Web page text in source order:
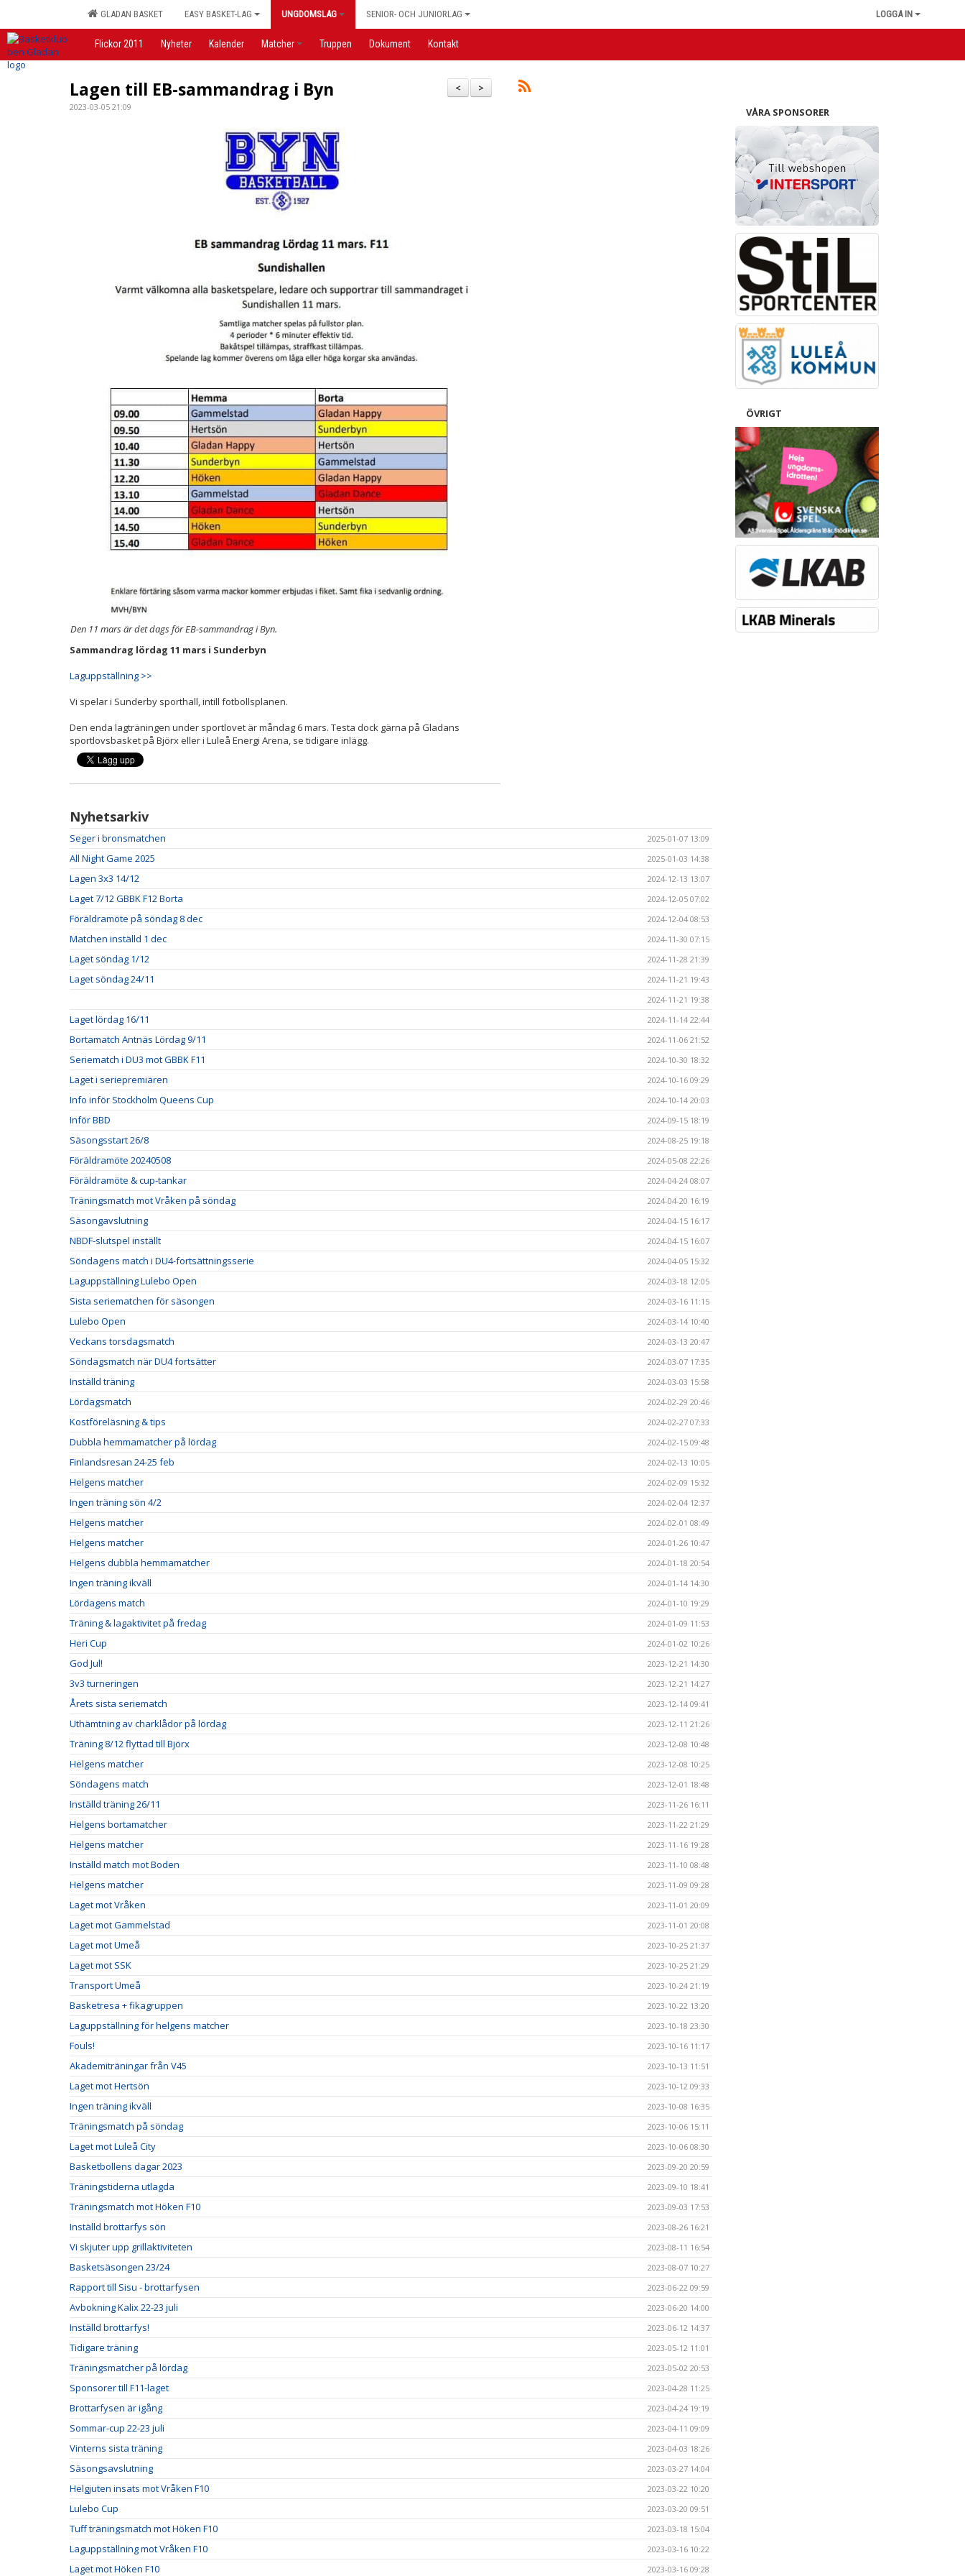
GLADAN BASKET EASY BASKET-LAG UNGDOMSLAG SENIOR- OCH JUNIORLAG LOGGA IN
Flickor 2011 Nyheter Kalender Matcher Truppen Dokument Kontakt
>
<
Lagen till EB-sammandrag i Byn
2023-03-05 21:09
Den 11 mars är det dags för EB-sammandrag i Byn.
Sammandrag lördag 11 mars i Sunderbyn
Laguppställning >>
Vi spelar i Sunderby sporthall, intill fotbollsplanen.
Den enda lagträningen under sportlovet är måndag 6 mars. Testa dock gärna på Gladans
sportlovsbasket på Björx eller i Luleå Energi Arena, se tidigare inlägg.
Nyhetsarkiv
Seger i bronsmatchen 2025-01-07 13:09
All Night Game 2025 2025-01-03 14:38
Lagen 3x3 14/12 2024-12-13 13:07
Laget 7/12 GBBK F12 Borta 2024-12-05 07:02
Föräldramöte på söndag 8 dec 2024-12-04 08:53
Matchen inställd 1 dec 2024-11-30 07:15
Laget söndag 1/12 2024-11-28 21:39
Laget söndag 24/11
2024-11-21 19:43
2024-11-21 19:38
Laget lördag 16/11 2024-11-14 22:44
Bortamatch Antnäs Lördag 9/11 2024-11-06 21:52
Seriematch i DU3 mot GBBK F11 2024-10-30 18:32
Laget i seriepremiären 2024-10-16 09:29
Info inför Stockholm Queens Cup 2024-10-14 20:03
Inför BBD 2024-09-15 18:19
Säsongsstart 26/8 2024-08-25 19:18
Föräldramöte 20240508 2024-05-08 22:26
Föräldramöte & cup-tankar 2024-04-24 08:07
Träningsmatch mot Vråken på söndag 2024-04-20 16:19
Säsongavslutning 2024-04-15 16:17
NBDF-slutspel inställt 2024-04-15 16:07
Söndagens match i DU4-fortsättningsserie 2024-04-05 15:32
Laguppställning Lulebo Open 2024-03-18 12:05
Sista seriematchen för säsongen 2024-03-16 11:15
Lulebo Open 2024-03-14 10:40
Veckans torsdagsmatch 2024-03-13 20:47
Söndagsmatch när DU4 fortsätter 2024-03-07 17:35
Inställd träning 2024-03-03 15:58
Lördagsmatch 2024-02-29 20:46
Kostföreläsning & tips 2024-02-27 07:33
Dubbla hemmamatcher på lördag 2024-02-15 09:48
Finlandsresan 24-25 feb 2024-02-13 10:05
Helgens matcher 2024-02-09 15:32
Ingen träning sön 4/2 2024-02-04 12:37
Helgens matcher 2024-02-01 08:49
Helgens matcher 2024-01-26 10:47
Helgens dubbla hemmamatcher 2024-01-18 20:54
Ingen träning ikväll 2024-01-14 14:30
Lördagens match 2024-01-10 19:29
Träning & lagaktivitet på fredag 2024-01-09 11:53
Heri Cup 2024-01-02 10:26
God Jul! 2023-12-21 14:30
3v3 turneringen 2023-12-21 14:27
Årets sista seriematch 2023-12-14 09:41
Uthämtning av charklådor på lördag 2023-12-11 21:26
Träning 8/12 flyttad till Björx 2023-12-08 10:48
Helgens matcher 2023-12-08 10:25
Söndagens match 2023-12-01 18:48
Inställd träning 26/11 2023-11-26 16:11
Helgens bortamatcher 2023-11-22 21:29
Helgens matcher 2023-11-16 19:28
Inställd match mot Boden 2023-11-10 08:48
Helgens matcher 2023-11-09 09:28
Laget mot Vråken 2023-11-01 20:09
Laget mot Gammelstad 2023-11-01 20:08
Laget mot Umeå 2023-10-25 21:37
Laget mot SSK 2023-10-25 21:29
Transport Umeå 2023-10-24 21:19
Basketresa + fikagruppen 2023-10-22 13:20
Laguppställning för helgens matcher 2023-10-18 23:30
Fouls! 2023-10-16 11:17
Akademiträningar från V45 2023-10-13 11:51
Laget mot Hertsön 2023-10-12 09:33
Ingen träning ikväll 2023-10-08 16:35
Träningsmatch på söndag 2023-10-06 15:11
Laget mot Luleå City 2023-10-06 08:30
Basketbollens dagar 2023 2023-09-20 20:59
Träningstiderna utlagda 2023-09-10 18:41
Träningsmatch mot Höken F10 2023-09-03 17:53
Inställd brottarfys sön 2023-08-26 16:21
Vi skjuter upp grillaktiviteten 2023-08-11 16:54
Basketsäsongen 23/24 2023-08-07 10:27
Rapport till Sisu - brottarfysen 2023-06-22 09:59
Avbokning Kalix 22-23 juli 2023-06-20 14:00
Inställd brottarfys! 2023-06-12 14:37
Tidigare träning 2023-05-12 11:01
Träningsmatcher på lördag 2023-05-02 20:53
Sponsorer till F11-laget 2023-04-28 11:25
Brottarfysen är igång 2023-04-24 19:19
Sommar-cup 22-23 juli 2023-04-11 09:09
Vinterns sista träning 2023-04-03 18:26
Säsongsavslutning 2023-03-27 14:04
Helgjuten insats mot Vråken F10 2023-03-22 10:20
Lulebo Cup 2023-03-20 09:51
Tuff träningsmatch mot Höken F10 2023-03-18 15:04
Laguppställning mot Vråken F10 2023-03-16 10:22
Laget mot Höken F10 2023-03-16 09:28
VÅRA SPONSORER
ÖVRIGT